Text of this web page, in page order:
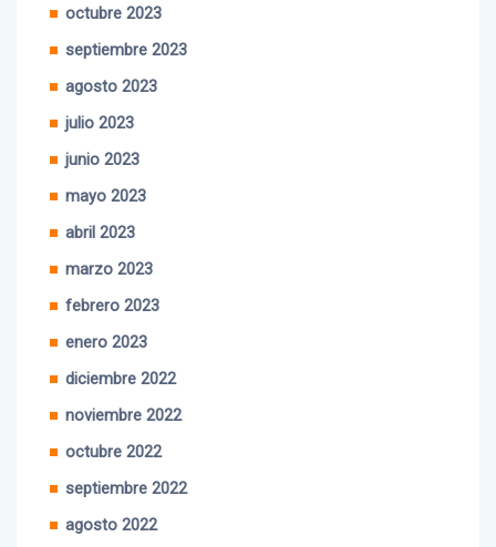
octubre 2023
septiembre 2023
agosto 2023
julio 2023
junio 2023
mayo 2023
abril 2023
marzo 2023
febrero 2023
enero 2023
diciembre 2022
noviembre 2022
octubre 2022
septiembre 2022
agosto 2022